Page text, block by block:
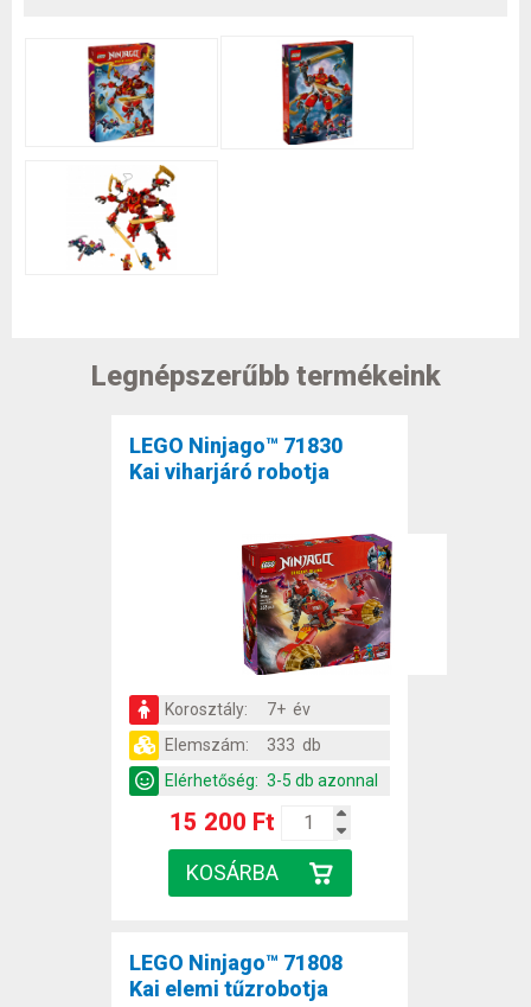
Legnépszerűbb termékeink
LEGO Ninjago™ 71830
Kai viharjáró robotja
Korosztály:
7+ év
Elemszám:
333 db
Elérhetőség: 3-5 db azonnal
15 200 Ft
LEGO Ninjago™ 71808
Kai elemi tűzrobotja